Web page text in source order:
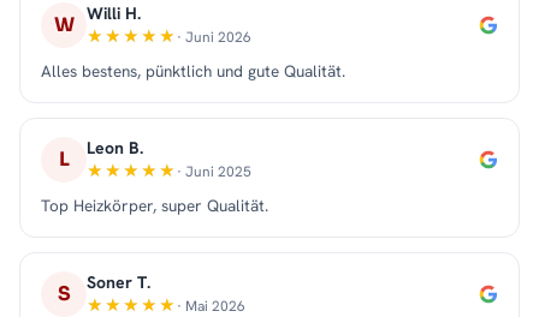
W Willi H.
· Juni 2026
Alles bestens, pünktlich und gute Qualität.
L Leon B.
· Juni 2025
Top Heizkörper, super Qualität.
S Soner T.
· Mai 2026